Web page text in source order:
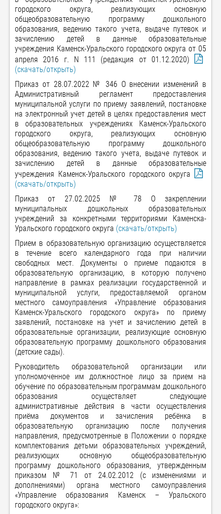
городского округа, реализующих основную
общеобразовательную программу дошкольного
образования, ведению такого учета, выдаче путевок и
зачислению детей в данные образовательные
учреждения Каменск-Уральского городского округа от 05
апреля 2016 г. N 111 (редакция от 01.12.2020)
(скачать/открыть)
Приказ от 28.07.2022 № 346 О внесении изменений в
Административный регламент предоставления
муниципальной услуги по приему заявлений, постановке
на электронный учет детей в целях предоставления мест
в образовательных учреждениях Каменск-Уральского
городского округа, реализующих основную
общеобразовательную программу дошкольного
образования, ведению такого учета, выдаче путевок и
зачислению детей в данные образовательные
учреждения Каменск-Уральского городского округа
(скачать/открыть)
Приказ от 27.02.2025 № 78 О закреплении
муниципальных дошкольных образовательных
учреждений за конкретными территориями Каменска-
Уральского городского округа (скачать/открыть)
Прием в образовательную организацию осуществляется
в течение всего календарного года при наличии
свободных мест. Документы о приеме подаются в
образовательную организацию, в которую получено
направление в рамках реализации государственной и
муниципальной услуги, предоставляемой органом
местного самоуправления «Управление образования
Каменск-Уральского городского округа» по приему
заявлений, постановке на учет и зачислению детей в
образовательные организации, реализующие основную
образовательную программу дошкольного образования
(детские сады).
Руководитель образовательной организации или
уполномоченное им должностное лицо за прием на
обучение по образовательным программам дошкольного
образования осуществляет следующие
административные действия в части осуществления
приёма документов и зачисления ребёнка в
образовательную организацию после получения
направления, предусмотренные в Положении о порядке
комплектования детьми образовательных учреждений,
реализующих основную общеобразовательную
программу дошкольного образования, утвержденным
приказом № 71 от 24.02.2012 (с изменениями и
дополнениями) органа местного самоуправления
«Управление образования Каменск – Уральского
городского округа»: